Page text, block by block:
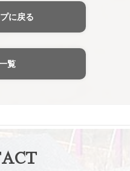
に戻る
覧